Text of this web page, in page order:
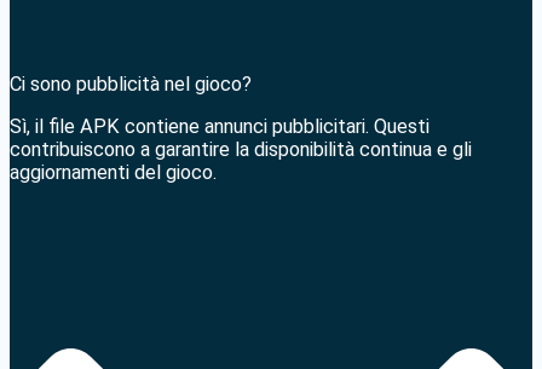
Ci sono pubblicità nel gioco?
Sì, il file APK contiene annunci pubblicitari. Questi
contribuiscono a garantire la disponibilità continua e gli
aggiornamenti del gioco.